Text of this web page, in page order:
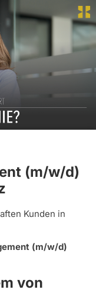
(m/w/d)
Kunden in
(m/w/d)
von